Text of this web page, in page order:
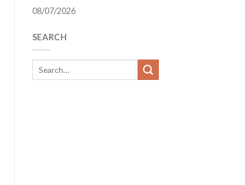
08/07/2026
SEARCH